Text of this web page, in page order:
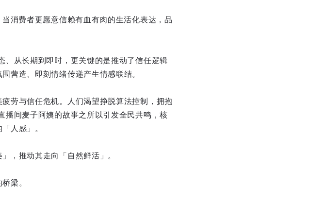
消费者更愿意信赖有血有肉的生活化表达，品
从长期到即时，更关键的是推动了信任逻辑
营造、即刻情绪传递产生情感联结。
劳与信任危机。人们渴望挣脱算法控制，拥抱
播间麦子阿姨的故事之所以引发全民共鸣，核
人感」。
，推动其走向「自然鲜活」。
梁。